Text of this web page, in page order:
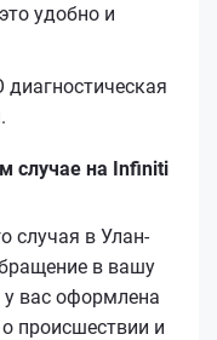
удобно и
случае на Infiniti
случая в Улан-
в вашу
вас оформлена
происшествии и